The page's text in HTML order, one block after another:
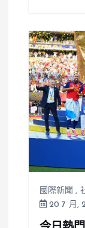
國際新聞 ,
20 7 月,